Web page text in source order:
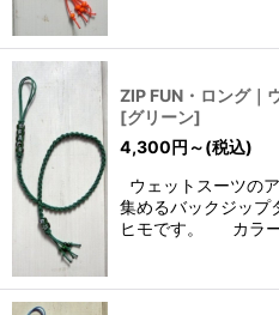
ZIP FUN・ロング｜
[グリーン]
4,300円 ～(税込)
ウェットスーツの
集めるバックジップ
ヒモです。 カラ